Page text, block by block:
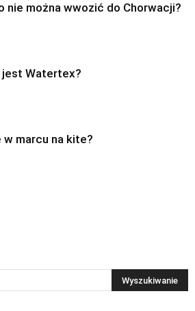
nie można wwozić do Chorwacji?
jest Watertex?
w marcu na kite?